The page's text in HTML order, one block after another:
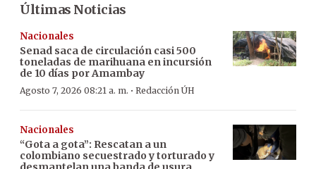
Últimas Noticias
Nacionales
Senad saca de circulación casi 500
toneladas de marihuana en incursión
de 10 días por Amambay
Agosto 7, 2026 08:21 a. m. · Redacción ÚH
Nacionales
“Gota a gota”: Rescatan a un
colombiano secuestrado y torturado y